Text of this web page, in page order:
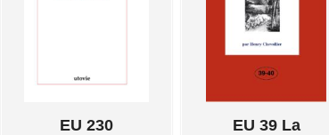
EU 230
EU 39 La